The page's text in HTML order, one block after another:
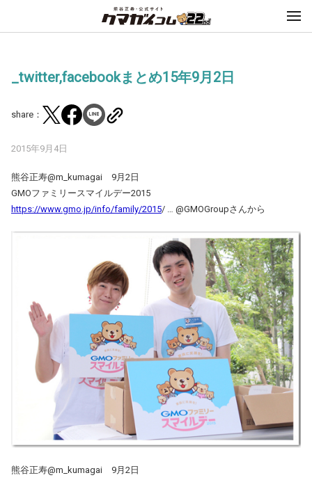
_twitter,facebookまとめ15年9月2日
share：
2015年9月4日
熊谷正寿‏@m_kumagai 9月2日
GMOファミリースマイルデー2015
https://www.gmo.jp/info/family/2015/ … @GMOGroupさんから
熊谷正寿‏@m_kumagai 9月2日